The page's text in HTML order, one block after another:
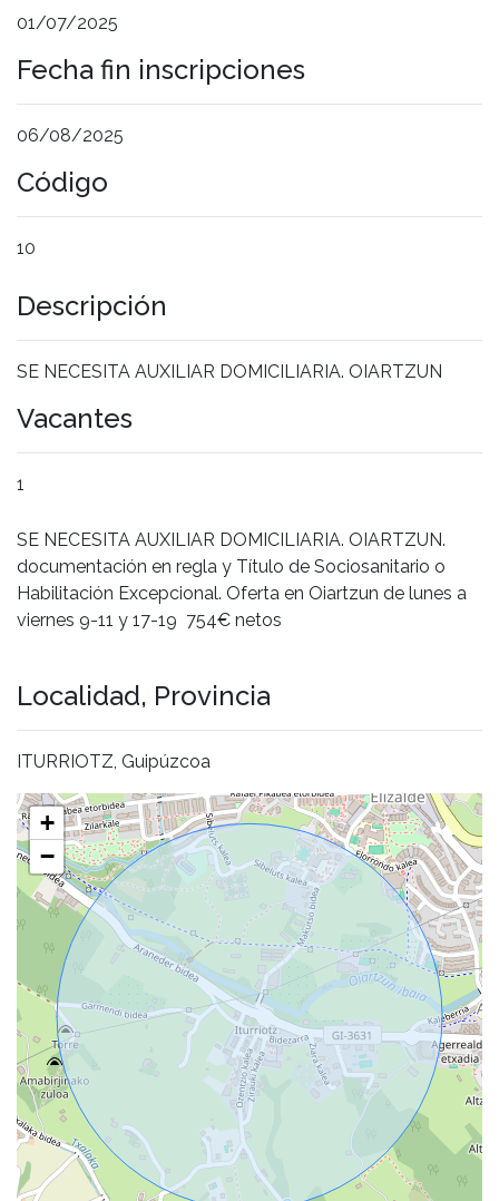
01/07/2025
Fecha fin inscripciones
06/08/2025
Código
10
Descripción
SE NECESITA AUXILIAR DOMICILIARIA. OIARTZUN
Vacantes
1
SE NECESITA AUXILIAR DOMICILIARIA. OIARTZUN.
documentación en regla y Título de Sociosanitario o
Habilitación Excepcional. Oferta en Oiartzun de lunes a
viernes 9-11 y 17-19 754€ netos
Localidad, Provincia
ITURRIOTZ, Guipúzcoa
+
−